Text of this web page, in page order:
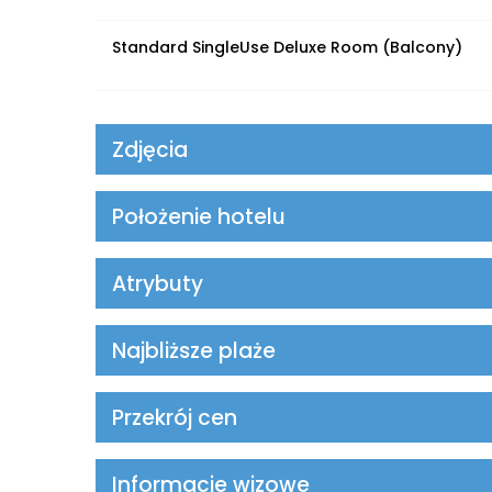
Standard SingleUse Deluxe Room (Balcony)
Zdjęcia
Położenie hotelu
Atrybuty
Najbliższe plaże
Przekrój cen
Informacje wizowe